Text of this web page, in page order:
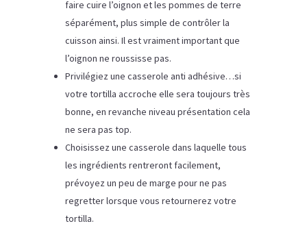
faire cuire l’oignon et les pommes de terre
séparément, plus simple de contrôler la
cuisson ainsi. Il est vraiment important que
l’oignon ne roussisse pas.
Privilégiez une casserole anti adhésive…si
votre tortilla accroche elle sera toujours très
bonne, en revanche niveau présentation cela
ne sera pas top.
Choisissez une casserole dans laquelle tous
les ingrédients rentreront facilement,
prévoyez un peu de marge pour ne pas
regretter lorsque vous retournerez votre
tortilla.